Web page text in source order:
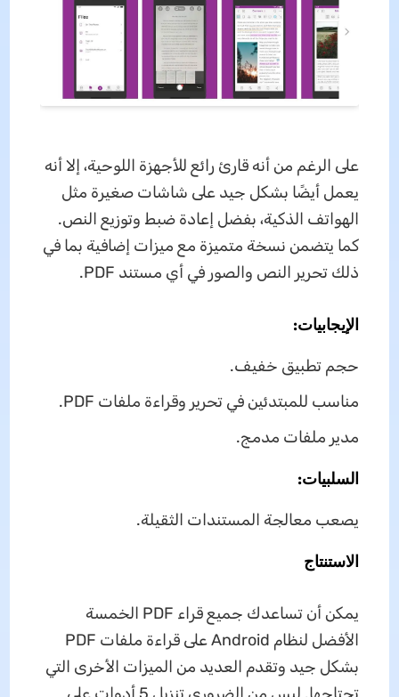
على الرغم من أنه قارئ رائع للأجهزة اللوحية، إلا أنه
يعمل أيضًا بشكل جيد على شاشات صغيرة مثل
الهواتف الذكية، بفضل إعادة ضبط وتوزيع النص.
كما يتضمن نسخة متميزة مع ميزات إضافية بما في
ذلك تحرير النص والصور في أي مستند PDF.
الإيجابيات:
حجم تطبيق خفيف.
مناسب للمبتدئين في تحرير وقراءة ملفات PDF.
مدير ملفات مدمج.
السلبيات:
يصعب معالجة المستندات الثقيلة.
الاستنتاج
يمكن أن تساعدك جميع قراء PDF الخمسة
الأفضل لنظام Android على قراءة ملفات PDF
بشكل جيد وتقدم العديد من الميزات الأخرى التي